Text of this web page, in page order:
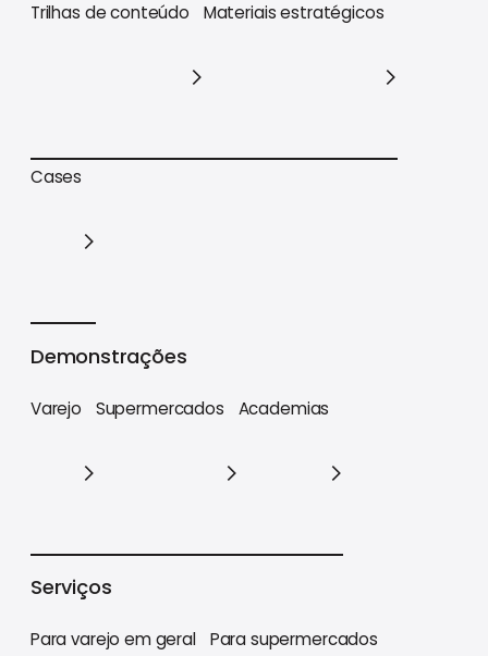
Trilhas de conteúdo
Trilhas de conteúdo
Materiais estratégicos
Cases
Demonstrações
Varejo Supermercados Academias
Serviços
Para varejo em geral Para supermercados